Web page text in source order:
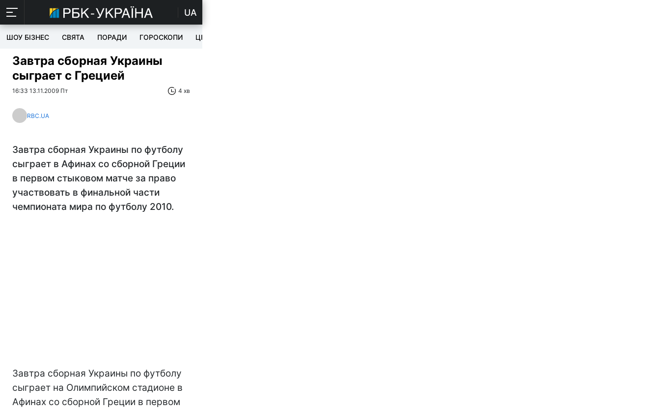
UA
ШОУ БІЗНЕС СВЯТА ПОРАДИ ГОРОСКОПИ ЦІКАВЕ
Завтра сборная Украины
сыграет с Грецией
16:33 13.11.2009 Пт 4 хв
RBC.UA
Завтра сборная Украины по футболу
сыграет в Афинах со сборной Греции
в первом стыковом матче за право
участвовать в финальной части
чемпионата мира по футболу 2010.
Завтра сборная Украины по футболу
сыграет на Олимпийском стадионе в
Афинах со сборной Греции в первом